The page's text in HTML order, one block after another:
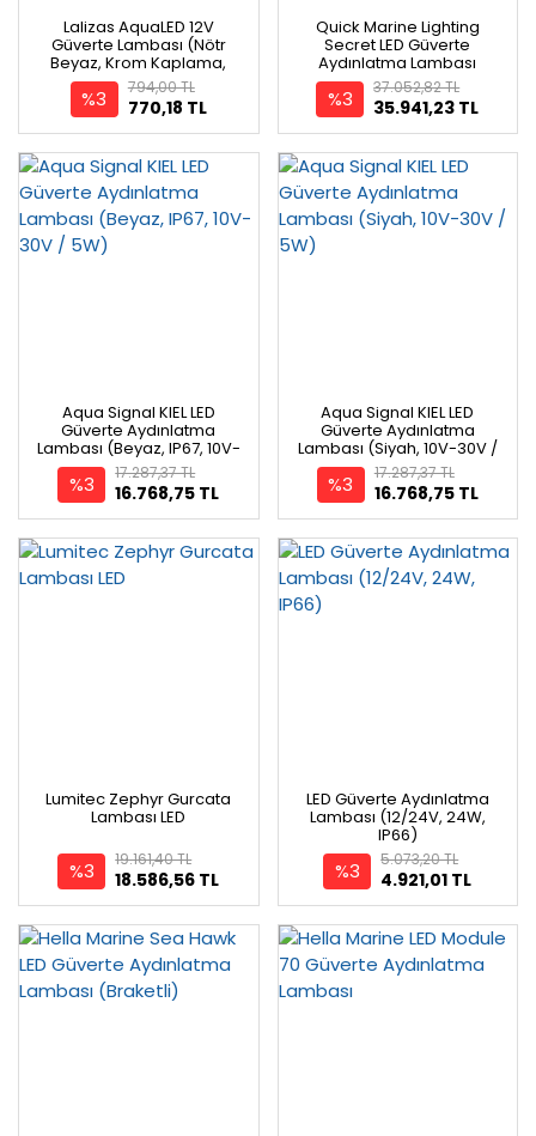
Lalizas AquaLED 12V
Güverte Lambası (Nötr
Beyaz, Krom Kaplama,
IP65)
%3 770,18 TL
794,00 TL
Quick Marine Lighting
Secret LED Güverte
Aydınlatma Lambası
%3 35.941,23 TL
37.052,82 TL
Aqua Signal KIEL LED
Güverte Aydınlatma
Lambası (Beyaz, IP67, 10V-
30V / 5W)
%3 16.768,75 TL
17.287,37 TL
Aqua Signal KIEL LED
Güverte Aydınlatma
Lambası (Siyah, 10V-30V /
5W)
%3 16.768,75 TL
17.287,37 TL
Lumitec Zephyr Gurcata
Lambası LED
%3 18.586,56 TL
19.161,40 TL
LED Güverte Aydınlatma
Lambası (12/24V, 24W,
IP66)
%3 4.921,01 TL
5.073,20 TL